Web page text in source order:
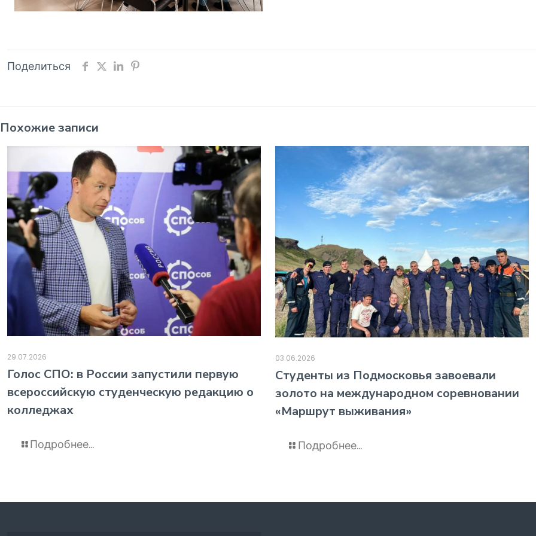
Поделиться
Похожие записи
29.07.2026
️Голос СПО: в России запустили первую
всероссийскую студенческую редакцию о
колледжах
Подробнее...
03.06.2026
️Студенты из Подмосковья завоевали
золото на международном соревновании
«Маршрут выживания»
Подробнее...